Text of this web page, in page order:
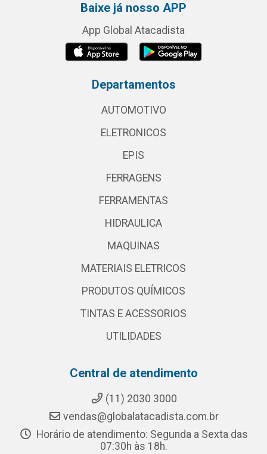
Baixe já nosso APP
App Global Atacadista
Departamentos
AUTOMOTIVO
ELETRONICOS
EPIS
FERRAGENS
FERRAMENTAS
HIDRAULICA
MAQUINAS
MATERIAIS ELETRICOS
PRODUTOS QUÍMICOS
TINTAS E ACESSORIOS
UTILIDADES
Central de atendimento
(11) 2030 3000
vendas@globalatacadista.com.br
Horário de atendimento: Segunda a Sexta das
07:30h às 18h.